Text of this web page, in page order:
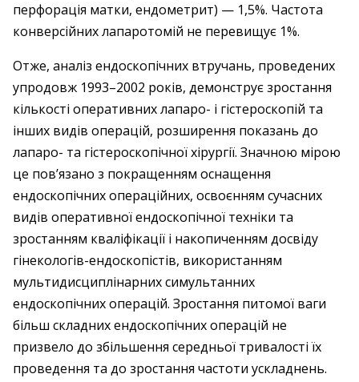
перфорація матки, ендометрит) — 1,5%. Частота
конверсійних лапаротомій не перевищує 1%.
Отже, аналіз ендоскопічних втручань, проведених
упродовж 1993–2002 років, демонструє зростання
кількості оперативних лапаро- і гістероскопій та
інших видів операцій, розширення показань до
лапаро- та гістероскопічної хірургії. Значною мірою
це пов’язано з покращенням оснащення
ендоскопічних операційних, освоєнням сучасних
видів оперативної ендоскопічної техніки та
зростанням кваліфікації і накопиченням досвіду
гінекологів-ендоскопістів, використанням
мультидисциплінарних симультанних
ендоскопічних операцій. Зростання питомої ваги
більш складних ендоскопічних операцій не
призвело до збільшення середньої тривалості їх
проведення та до зростання частоти ускладнень.